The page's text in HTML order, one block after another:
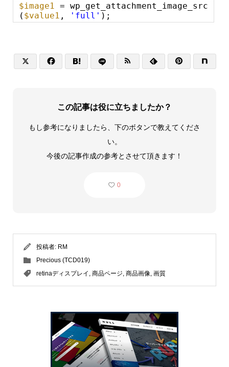
$image1
= wp_get_attachment_image_src
( $value1 , 'full' );
     
この記事は役に立ちましたか？
もし参考になりましたら、下のボタンで教えてくださ
い。
今後の記事作成の参考とさせて頂きます！
0
投稿者: RM
Precious (TCD019)
retinaディスプレイ , 商品ページ, 商品画像, 画質